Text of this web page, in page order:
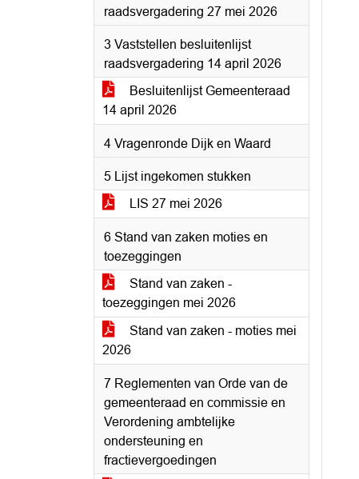
raadsvergadering 27 mei 2026
3 Vaststellen besluitenlijst
raadsvergadering 14 april 2026
Besluitenlijst Gemeenteraad
14 april 2026
4 Vragenronde Dijk en Waard
5 Lijst ingekomen stukken
LIS 27 mei 2026
6 Stand van zaken moties en
toezeggingen
Stand van zaken -
toezeggingen mei 2026
Stand van zaken - moties mei
2026
7 Reglementen van Orde van de
gemeenteraad en commissie en
Verordening ambtelijke
ondersteuning en
fractievergoedingen